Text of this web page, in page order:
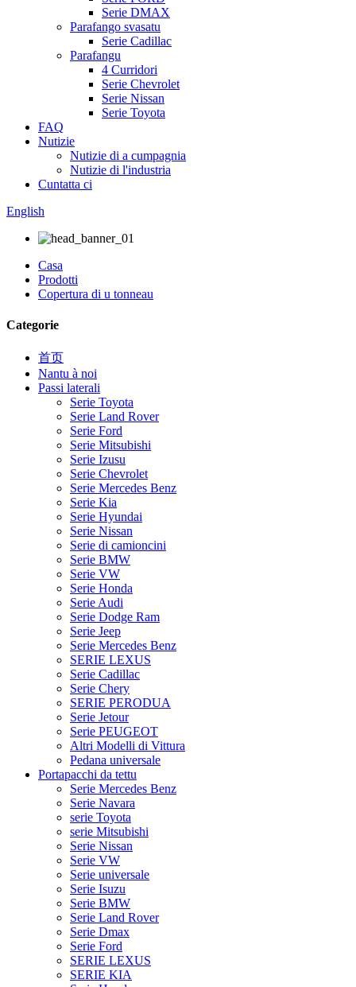
Serie DMAX
Parafango svasatu
Serie Cadillac
Parafangu
4 Curridori
Serie Chevrolet
Serie Nissan
Serie Toyota
FAQ
Nutizie
Nutizie di a cumpagnia
Nutizie di l'industria
Cuntatta ci
English
Casa
Prodotti
Copertura di u tonneau
Categorie
首页
Nantu à noi
Passi laterali
Serie Toyota
Serie Land Rover
Serie Ford
Serie Mitsubishi
Serie Izusu
Serie Chevrolet
Serie Mercedes Benz
Serie Kia
Serie Hyundai
Serie Nissan
Serie di camioncini
Serie BMW
Serie VW
Serie Honda
Serie Audi
Serie Dodge Ram
Serie Jeep
Serie Mercedes Benz
SERIE LEXUS
Serie Cadillac
Serie Chery
SERIE PERODUA
Serie Jetour
Serie PEUGEOT
Altri Modelli di Vittura
Pedana universale
Portapacchi da tettu
Serie Mercedes Benz
Serie Navara
serie Toyota
serie Mitsubishi
Serie Nissan
Serie VW
Serie universale
Serie Isuzu
Serie BMW
Serie Land Rover
Serie Dmax
Serie Ford
SERIE LEXUS
SERIE KIA